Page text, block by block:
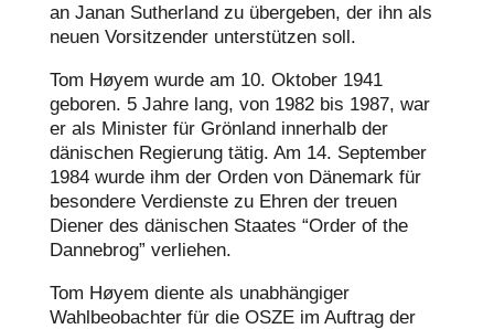
an Janan Sutherland zu übergeben, der ihn als
neuen Vorsitzender unterstützen soll.
Tom Høyem wurde am 10. Oktober 1941
geboren. 5 Jahre lang, von 1982 bis 1987, war
er als Minister für Grönland innerhalb der
dänischen Regierung tätig. Am 14. September
1984 wurde ihm der Orden von Dänemark für
besondere Verdienste zu Ehren der treuen
Diener des dänischen Staates “Order of the
Dannebrog” verliehen.
Tom Høyem diente als unabhängiger
Wahlbeobachter für die OSZE im Auftrag der